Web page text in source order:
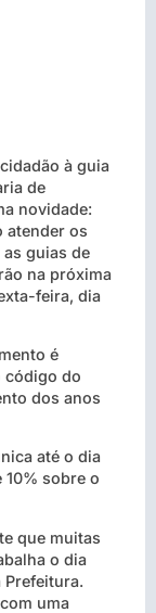
à guia
de
novidade:
atender os
guias de
na próxima
feira, dia
é
código do
dos anos
até o dia
sobre o
que muitas
o dia
uma